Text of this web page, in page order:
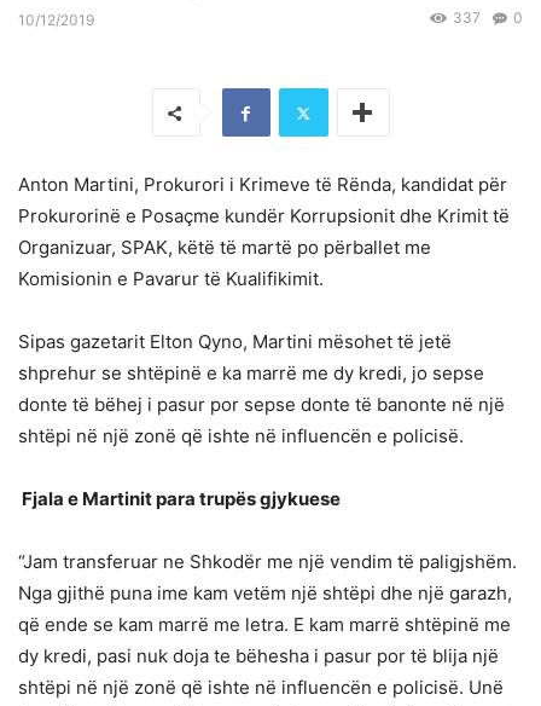
10/12/2019 0
337
Anton Martini, Prokurori i Krimeve të Rënda, kandidat për
Prokurorinë e Posaçme kundër Korrupsionit dhe Krimit të
Organizuar, SPAK, këtë të martë po përballet me
Komisionin e Pavarur të Kualifikimit.
Sipas gazetarit Elton Qyno, Martini mësohet të jetë
shprehur se shtëpinë e ka marrë me dy kredi, jo sepse
donte të bëhej i pasur por sepse donte të banonte në një
shtëpi në një zonë që ishte në influencën e policisë.
Fjala e Martinit para trupës gjykuese
“Jam transferuar ne Shkodër me një vendim të paligjshëm.
Nga gjithë puna ime kam vetëm një shtëpi dhe një garazh,
që ende se kam marrë me letra. E kam marrë shtëpinë me
dy kredi, pasi nuk doja te bëhesha i pasur por të blija një
shtëpi në një zonë që ishte në influencën e policisë. Unë